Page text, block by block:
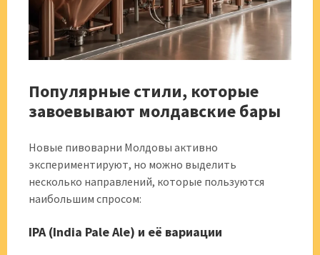
Популярные стили, которые
завоевывают молдавские бары
Новые пивоварни Молдовы активно
экспериментируют, но можно выделить
несколько направлений, которые пользуются
наибольшим спросом:
IPA (India Pale Ale) и её вариации